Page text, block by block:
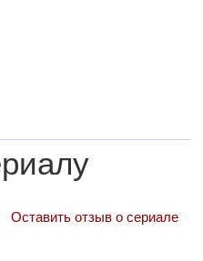
Оставить отзыв о сериале